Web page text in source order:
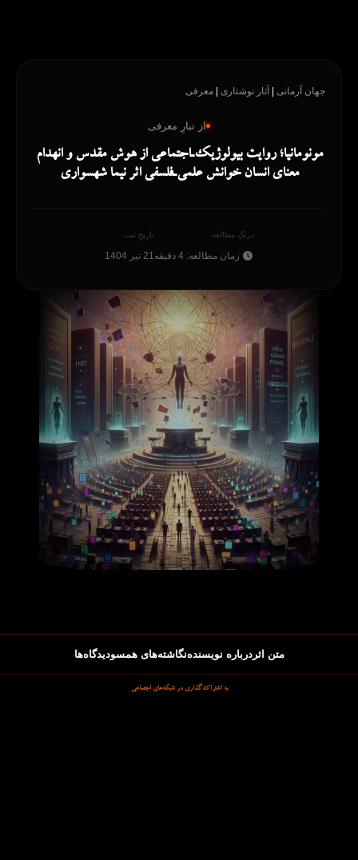
جهان آرمانی| آثار نوشتاری| معرفی
از تبارِ معرفی
مونومانیا؛ روایت بیولوژیک‌ـ‌اجتماعی از هوش مقدس و انهدام
معنای انسان خوانش علمی‌ـ‌فلسفی اثر نیما شهسواری
درنگِ مطالعه
زمان مطالعه: 4 دقیقه
تاریخِ ثبت
21 تیر 1404
متن اثر درباره نویسندهنگاشته‌های همسودیدگاه‌ها
به اشتراک‌گذاری در شبکه‌های اجتماعی